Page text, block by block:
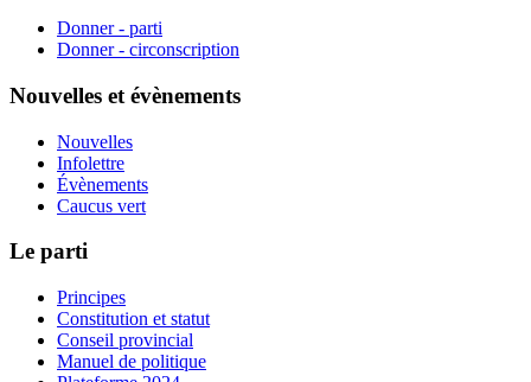
Donner - parti
Donner - circonscription
Nouvelles et évènements
Nouvelles
Infolettre
Évènements
Caucus vert
Le parti
Principes
Constitution et statut
Conseil provincial
Manuel de politique